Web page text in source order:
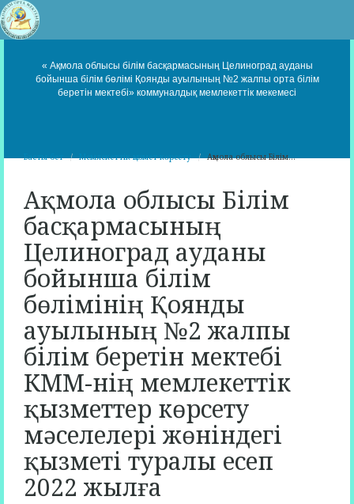
« Ақмола облысы білім басқармасының Целиноград ауданы
бойынша білім бөлімі Қоянды ауылының №2 жалпы орта білім
беретін мектебі» коммуналдық мемлекеттік мекемесі
Басты бет Мемлекеттік қызмет көрсету Ақмола облысы Білім...
Ақмола облысы Білім
басқармасының
Целиноград ауданы
бойынша білім
бөлімінің Қоянды
ауылының №2 жалпы
білім беретін мектебі
КММ-нің мемлекеттік
қызметтер көрсету
мәселелері жөніндегі
қызметі туралы есеп
2022 жылға